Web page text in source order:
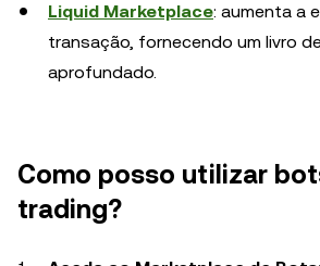
Liquid Marketplace: aumenta a
transação, fornecendo um livro
aprofundado.
Como posso utilizar
trading?